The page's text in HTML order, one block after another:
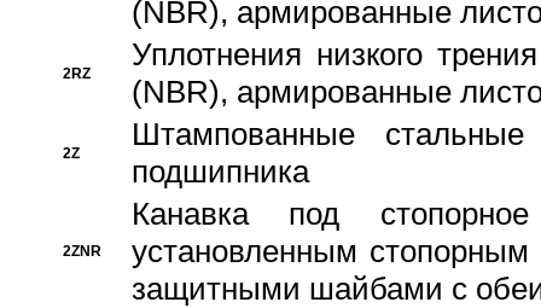
(NBR), армированные
2RZ
Уплотнения низкого
(NBR), армированные
2Z
Штампованные
подшипника
2ZNR
Канавка под
установленным
защитными шайбами с